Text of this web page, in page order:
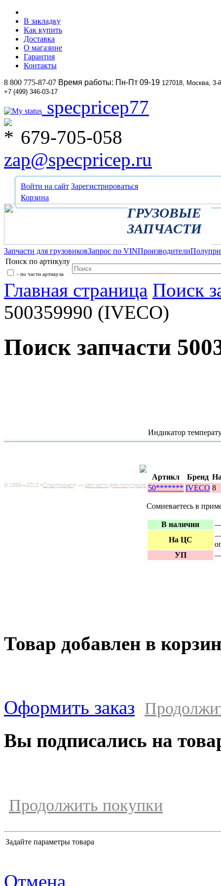
В закладку
Как купить
Доставка
О магазине
Гарантия
Контакты
8 800 775-87-07 Время работы: Пн-Пт 09-19 127018, Москва,
+7 (499) 346-03-17
specpricep77
679-705-058
zap@specpricep.ru
Войти на сайт Зарегистрироваться
Корзина
ГРУЗОВЫЕ
ЗАПЧАСТИ
Запчасти для грузовиковЗапрос по VINПроизводители
Поиск по артикулу
- по части артикула
Главная страница Поиск
500359990 (IVECO)
Поиск запчасти
Индикатор
Артикл Бренд
50******* IVECO 8
Сомневаетесь в
В наличии
—
На ЦС
—
УП
—
© 1999—2013 «Спецприцеп» — запчасти для полуприцепов
Товар добавлен в
Оформить заказ
Вы подписались на
Продолжить покупки
Задайте параметры товара
Отмена